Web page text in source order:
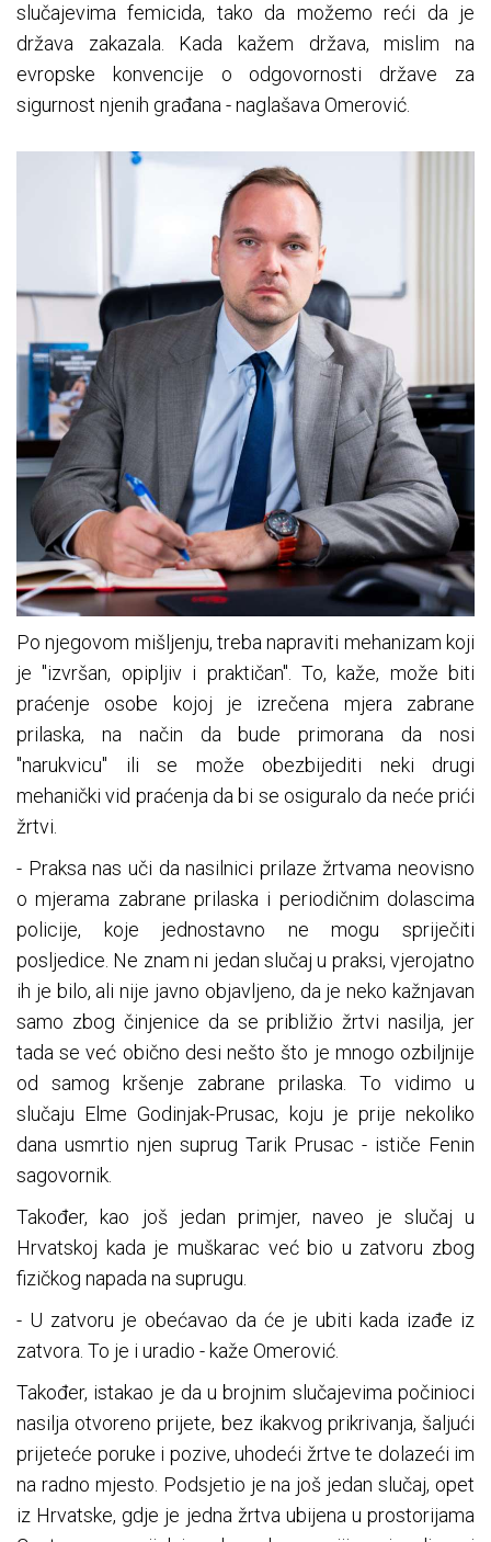
slučajevima femicida, tako da možemo reći da je
država zakazala. Kada kažem država, mislim na
evropske konvencije o odgovornosti države za
sigurnost njenih građana - naglašava Omerović.
Po njegovom mišljenju, treba napraviti mehanizam koji
je "izvršan, opipljiv i praktičan". To, kaže, može biti
praćenje osobe kojoj je izrečena mjera zabrane
prilaska, na način da bude primorana da nosi
"narukvicu" ili se može obezbijediti neki drugi
mehanički vid praćenja da bi se osiguralo da neće prići
žrtvi.
- Praksa nas uči da nasilnici prilaze žrtvama neovisno
o mjerama zabrane prilaska i periodičnim dolascima
policije, koje jednostavno ne mogu spriječiti
posljedice. Ne znam ni jedan slučaj u praksi, vjerojatno
ih je bilo, ali nije javno objavljeno, da je neko kažnjavan
samo zbog činjenice da se približio žrtvi nasilja, jer
tada se već obično desi nešto što je mnogo ozbiljnije
od samog kršenje zabrane prilaska. To vidimo u
slučaju Elme Godinjak-Prusac, koju je prije nekoliko
dana usmrtio njen suprug Tarik Prusac - ističe Fenin
sagovornik.
Također, kao još jedan primjer, naveo je slučaj u
Hrvatskoj kada je muškarac već bio u zatvoru zbog
fizičkog napada na suprugu.
- U zatvoru je obećavao da će je ubiti kada izađe iz
zatvora. To je i uradio - kaže Omerović.
Također, istakao je da u brojnim slučajevima počinioci
nasilja otvoreno prijete, bez ikakvog prikrivanja, šaljući
prijeteće poruke i pozive, uhodеći žrtve te dolazeći im
na radno mjesto. Podsjetio je na još jedan slučaj, opet
iz Hrvatske, gdje je jedna žrtva ubijena u prostorijama